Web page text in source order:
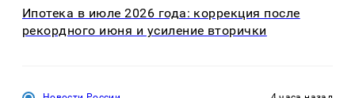
Ипотека в июле 2026 года: коррекция после
рекордного июня и усиление вторички